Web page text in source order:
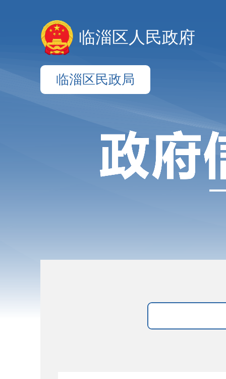
临淄区人民政府
临淄区民政局